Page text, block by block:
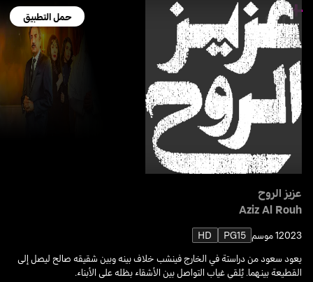
حمل التطبيق
عزيز الروح
Aziz Al Rouh
20231 موسم PG15
HD
يعود سعود من دراستة في الخارج فينشب خلاف بینه وبین شقیقه صالح لیصل إلى
القطیعة بينهما. يُلقي غیاب التواصل بین الأشقاء بظله على الأبناء.